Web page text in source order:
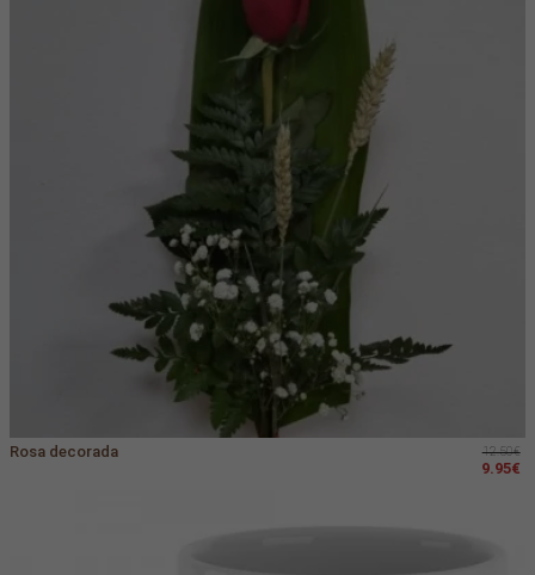
Rosa decorada 12.50€
9.95€